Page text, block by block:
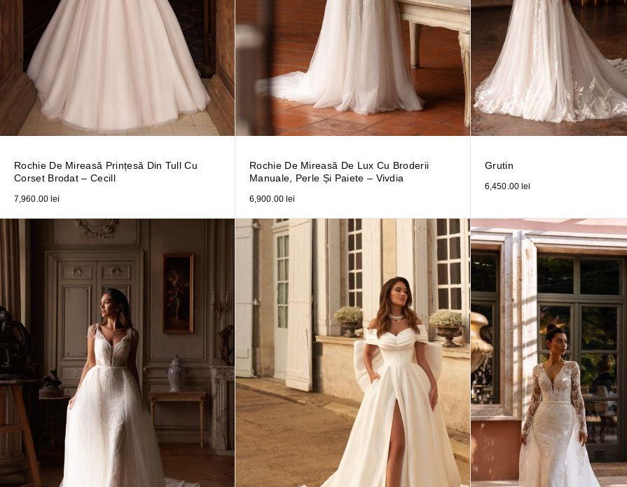
Rochie De Mireasă Prințesă Din Tull Cu
Corset Brodat – Cecill
7,960.00 lei
Rochie De Mireasă De Lux Cu Broderii
Manuale, Perle Și Paiete – Vivdia
6,900.00 lei
Grutin
6,450.00 lei